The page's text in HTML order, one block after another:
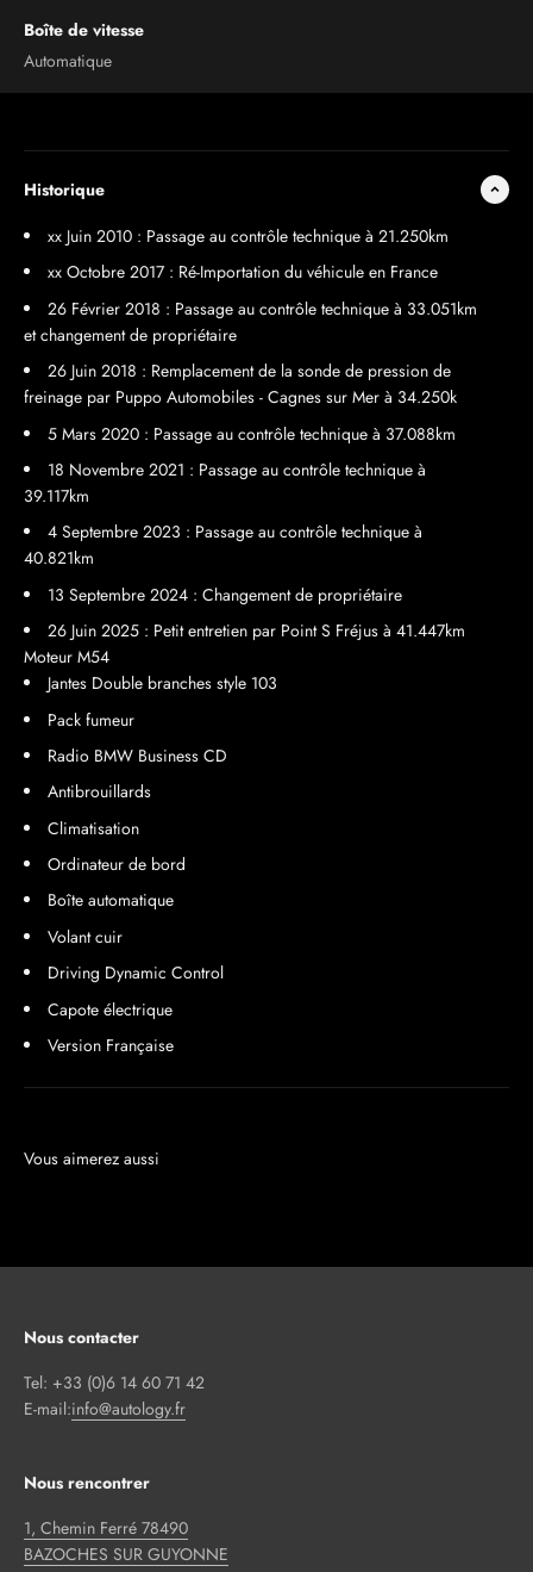
Boîte de vitesse
Automatique
Historique
xx Juin 2010 : Passage au contrôle technique à 21.250km
xx Octobre 2017 : Ré-Importation du véhicule en France
26 Février 2018 : Passage au contrôle technique à 33.051km
et changement de propriétaire
26 Juin 2018 : Remplacement de la sonde de pression de
freinage par Puppo Automobiles - Cagnes sur Mer à 34.250k
5 Mars 2020 : Passage au contrôle technique à 37.088km
18 Novembre 2021 : Passage au contrôle technique à
39.117km
4 Septembre 2023 : Passage au contrôle technique à
40.821km
13 Septembre 2024 : Changement de propriétaire
26 Juin 2025 : Petit entretien par Point S Fréjus à 41.447km
Moteur M54
Jantes Double branches style 103
Pack fumeur
Radio BMW Business CD
Antibrouillards
Climatisation
Ordinateur de bord
Boîte automatique
Volant cuir
Driving Dynamic Control
Capote électrique
Version Française
Nous contacter
Tel: +33 (0)6 14 60 71 42
E-mail:info@autology.fr
Nous rencontrer
1, Chemin Ferré 78490
BAZOCHES SUR GUYONNE